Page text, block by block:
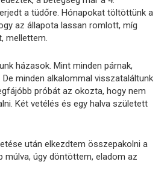
a tüdőre. Hónapokat töltöttünk a
az állapota lassan romlott, míg
mellettem.
házasok. Mint minden párnak,
minden alkalommal visszataláltunk
próbát az okozta, hogy nem
Két vetélés és egy halva született
után elkezdtem összepakolni a
múlva, úgy döntöttem, eladom az